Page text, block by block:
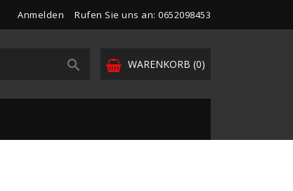
Anmelden Rufen Sie uns an: 0652098453
WARENKORB (0)
